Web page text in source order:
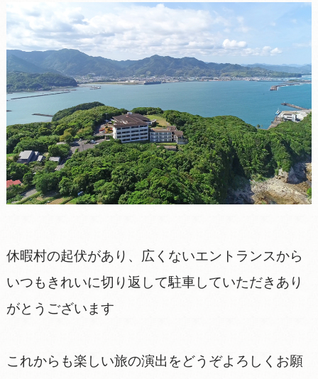
休暇村の起伏があり、広くないエントランスから
いつもきれいに切り返して駐車していただきあり
がとうございます
これからも楽しい旅の演出をどうぞよろしくお願